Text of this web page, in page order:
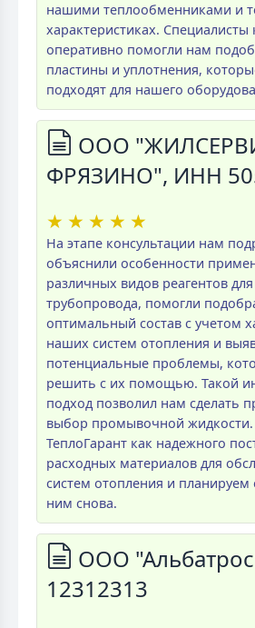
нашими теплообменниками и
характеристиках.
оперативно помогли нам
пластины и уплотнения,
подходят для нашего
ООО
ФРЯЗИНО", ИНН
★ ★ ★ ★ ★
На этапе консультации нам
объяснили особенности
различных видов реагентов
трубопровода, помогли
оптимальный состав с учетом
наших систем отопления и
потенциальные проблемы,
решить с их помощью. Такой
подход позволил нам сделать
выбор промывочной
ТеплоГарант как надежного
расходных материалов для
систем отопления и планируем
ним снова.
ООО
12312313